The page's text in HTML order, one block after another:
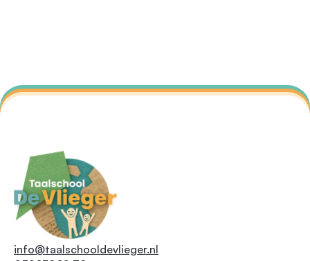
info@taalschooldevlieger.nl